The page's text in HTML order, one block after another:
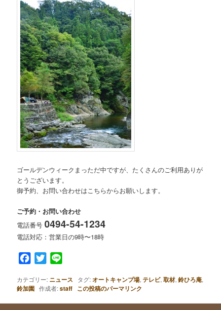
ゴールデンウィークまっただ中ですが、たくさんのご利用ありが
とうございます。
御予約、お問い合わせはこちらからお願いします。
ご予約・お問い合わせ
電話番号0494-54-1234
電話対応：営業日の9時〜18時
Facebook
Twitter
カテゴリー: ニュース タグ:オートキャンプ場,テレビ,取材,鈴ひろ庵,
鈴加園 作成者:staff この投稿のパーマリンク